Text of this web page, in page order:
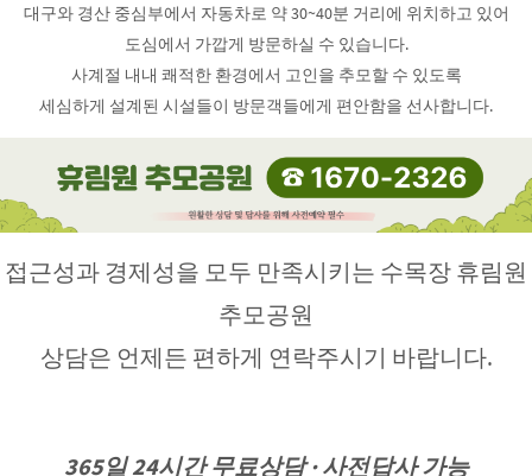
대구와 경산 중심부에서 자동차로 약 30~40분 거리에 위치하고 있어
도심에서 가깝게 방문하실 수 있습니다.
사계절 내내 쾌적한 환경에서 고인을 추모할 수 있도록
세심하게 설계된 시설들이 방문객들에게 편안함을 선사합니다.
접근성과 경제성을 모두 만족시키는 수목장 휴림원
추모공원
상담은 언제든 편하게 연락주시기 바랍니다.
365일 24시간 무료상담 · 사전답사 가능